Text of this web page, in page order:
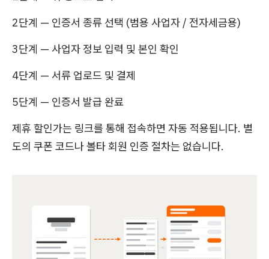
2단계 — 인증서 종류 선택 (범용 사업자 / 전자세금용)
3단계 — 사업자 정보 입력 및 본인 확인
4단계 — 서류 업로드 및 결제
5단계 — 인증서 발급 완료
제휴 할인가는 링크를 통해 접속하면 자동 적용됩니다. 별
도의 쿠폰 코드나 볼타 회원 인증 절차는 없습니다.